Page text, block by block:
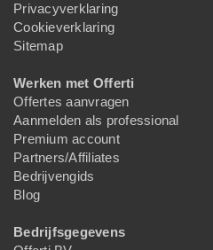
Privacyverklaring
Cookieverklaring
Sitemap
Werken met Offerti
Offertes aanvragen
Aanmelden als professional
Premium account
Partners/Affiliates
Bedrijvengids
Blog
Bedrijfsgegevens